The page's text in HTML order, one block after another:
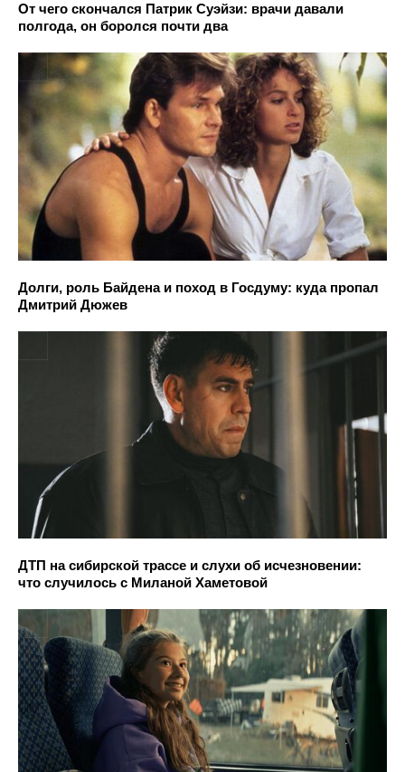
От чего скончался Патрик Суэйзи: врачи давали
полгода, он боролся почти два
Долги, роль Байдена и поход в Госдуму: куда пропал
Дмитрий Дюжев
ДТП на сибирской трассе и слухи об исчезновении:
что случилось с Миланой Хаметовой